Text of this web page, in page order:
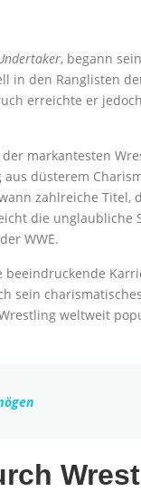
, begann
in den Ranglisten
erreichte er
markantesten
düsterem
zahlreiche Titel,
die unglaubliche
WWE.
sein
weltweit